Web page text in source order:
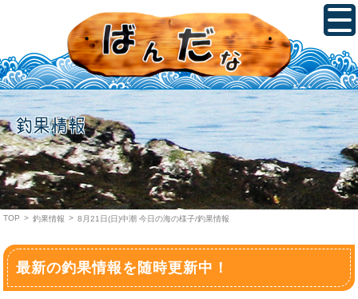
釣果情報
TOP > 釣果情報 > 8月21日(日)中潮 今日の海の様子/釣果情報
最新の釣果情報を随時更新中！